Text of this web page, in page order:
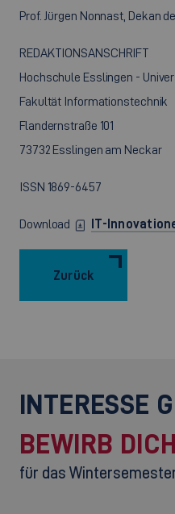
Prof. Jürgen Nonnast, Dekan
REDAKTIONSANSCHRIFT
Hochschule Esslingen -
Fakultät Informationstechnik
Flandernstraße 101
73732 Esslingen am Neckar
ISSN 1869-6457
Download IT-
Zurück
INTERESSE
BEWIRB
für das